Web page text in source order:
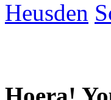
Heusden